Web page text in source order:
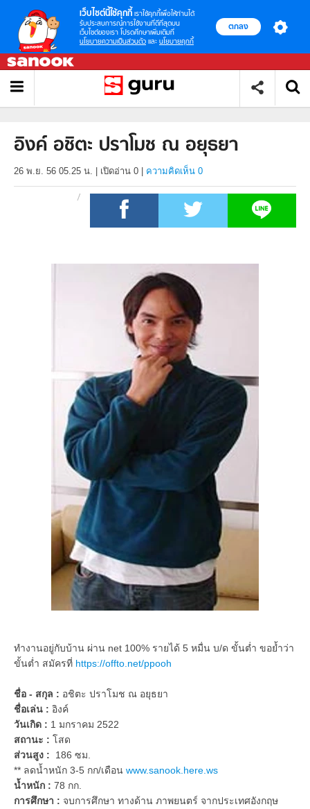
เว็บไซต์นี้ใช้คุกกี้ เราใช้คุกกี้เพื่อให้ท่านได้
รับประสบการณ์การใช้งานที่ดีที่สุดบน
เว็บไซต์ของเรา โปรดศึกษาเพิ่มเติมที่
นโยบายความเป็นส่วนตัว และ นโยบายคุกกี้
ตกลง
อิงค์ อชิตะ ปราโมช ณ อยุธยา
26 พ.ย. 56 05.25 น. เปิดอ่าน 0 ความคิดเห็น 0
ทำงานอยู่กับบ้าน ผ่าน net 100% รายได้ 5 หมื่น บ/ด ขั้นต่ำ ขอย้ำว่า
ขั้นต่ำ สมัครที่ https://offto.net/ppooh
ชื่อ - สกุล : อชิตะ ปราโมช ณ อยุธยา
ชื่อเล่น : อิงค์
วันเกิด : 1 มกราคม 2522
สถานะ : โสด
ส่วนสูง : 186 ซม.
** ลดน้ำหนัก 3-5 กก/เดือน www.sanook.here.ws
น้ำหนัก : 78 กก.
การศึกษา : จบการศึกษา ทางด้าน ภาพยนตร์ จากประเทศอังกฤษ